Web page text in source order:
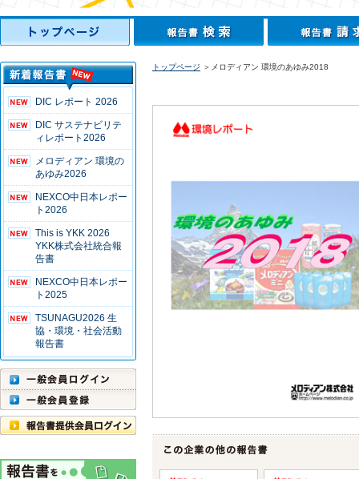
DIC レポート 2026
DIC サステナビリテ
ィレポート2026
メロディアン 環境の
あゆみ2026
NEXCO中日本レポー
ト2026
This is YKK 2026
YKK株式会社統合報
告書
NEXCO中日本レポー
ト2025
TSUNAGU2026 生
協・環境・社会活動
報告書
トップページ ＞メロディアン 環境のあゆみ2018